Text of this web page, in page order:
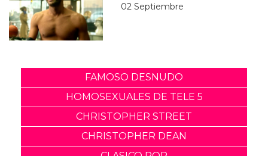
02 Septiembre
FAMOSO DESNUDO
HOMOSEXUALES DE TELE 5
CHRISTOPHER STREET
CHRISTOPHER DEAN